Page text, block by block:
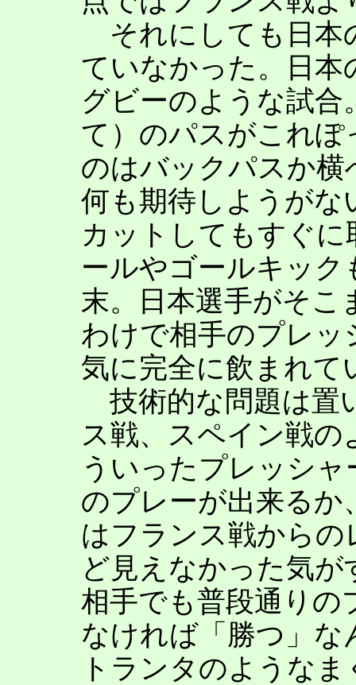
それにしても日本
ていなかった。日
グビーのような試合
て）のパスがこれ
のはバックパスか
何も期待しようがな
カットしてもすぐ
ールやゴールキッ
末。日本選手がそ
わけで相手のプレ
気に完全に飲まれて
技術的な問題は置
ス戦、スペイン戦
ういったプレッシ
のプレーが出来るか
はフランス戦から
ど見えなかった気
相手でも普段通りの
なければ「勝つ」な
トランタのような